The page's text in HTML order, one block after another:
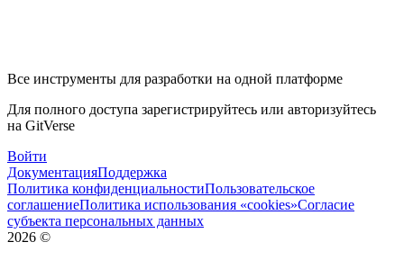
Все инструменты для разработки на одной платформе
Для полного доступа зарегистрируйтесь или авторизуйтесь
на GitVerse
Войти
ДокументацияПоддержка
Политика конфиденциальностиПользовательское
соглашениеПолитика использования «cookies»Согласие
субъекта персональных данных
2026 ©